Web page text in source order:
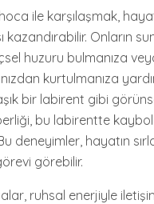
ile karşılaşmak,
kazandırabilir. Onların
huzuru bulmanıza
kurtulmanıza
bir labirent gibi
bu labirentte
deneyimler, hayatın
görebilir.
ruhsal enerjiyle